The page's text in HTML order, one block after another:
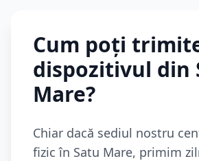
Cum poți
dispozitivul din
Mare?
Chiar dacă sediul nostru
fizic în Satu Mare, primim